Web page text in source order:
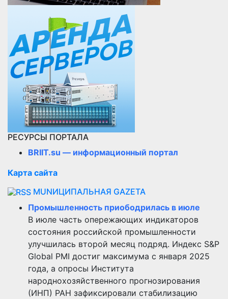
РЕСУРСЫ ПОРТАЛА
BRIIT.su — информационный портал
Карта сайта
MUNИЦИПАЛЬНАЯ GAZЕТА
Промышленность приободрилась в июле
В июле часть опережающих индикаторов
состояния российской промышленности
улучшилась второй месяц подряд. Индекс S&P
Global PMI достиг максимума с января 2025
года, а опросы Института
народнохозяйственного прогнозирования
(ИНП) РАН зафиксировали стабилизацию